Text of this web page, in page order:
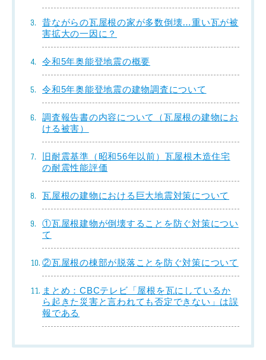
昔ながらの瓦屋根の家が多数倒壊…重い瓦が被
害拡大の一因に？
令和5年奥能登地震の概要
令和5年奥能登地震の建物調査について
調査報告書の内容について（瓦屋根の建物にお
ける被害）
旧耐震基準（昭和56年以前）瓦屋根木造住宅
の耐震性能評価
瓦屋根の建物における巨大地震対策について
①瓦屋根建物が倒壊することを防ぐ対策につい
て
②瓦屋根の棟部が脱落ことを防ぐ対策について
まとめ：CBCテレビ「屋根を瓦にしているか
ら起きた災害と言われても否定できない」は誤
報である